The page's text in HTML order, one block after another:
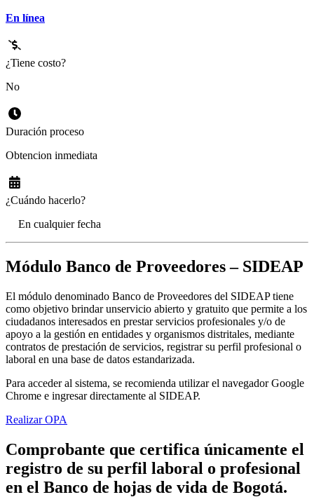
En línea
¿Tiene costo?
No
Duración proceso
Obtencion inmediata
¿Cuándo hacerlo?
En cualquier fecha
Módulo Banco de Proveedores – SIDEAP
El módulo denominado Banco de Proveedores del SIDEAP tiene
como objetivo brindar unservicio abierto y gratuito que permite a los
ciudadanos interesados en prestar servicios profesionales y/o de
apoyo a la gestión en entidades y organismos distritales, mediante
contratos de prestación de servicios, registrar su perfil profesional o
laboral en una base de datos estandarizada.
Para acceder al sistema, se recomienda utilizar el navegador Google
Chrome e ingresar directamente al SIDEAP.
Realizar OPA
Comprobante que certifica únicamente el
registro de su perfil laboral o profesional
en el Banco de hojas de vida de Bogotá.